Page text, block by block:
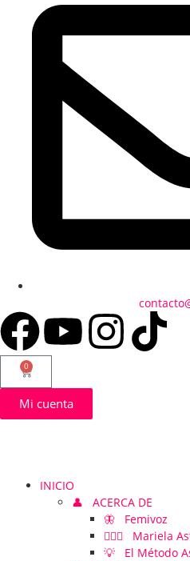
0
Mi cuenta
INICIO
👤 ACERCA DE
🦋 Femivoz
👱🏻‍♀️ Mariela
💡 El Método